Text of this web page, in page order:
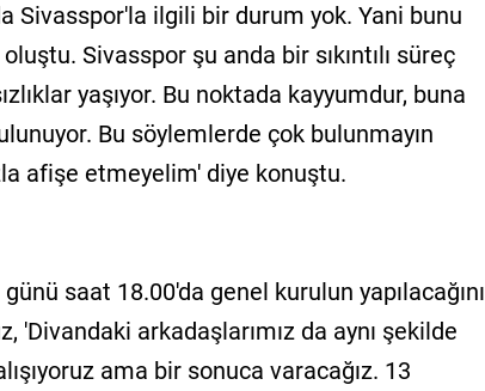
Sivasspor'la ilgili bir durum yok. Yani bunu
Sivasspor şu anda bir sıkıntılı süreç
yaşıyor. Bu noktada kayyumdur, buna
Bu söylemlerde çok bulunmayın
afişe etmeyelim' diye konuştu.
saat 18.00'da genel kurulun yapılacağını
'Divandaki arkadaşlarımız da aynı şekilde
ama bir sonuca varacağız. 13